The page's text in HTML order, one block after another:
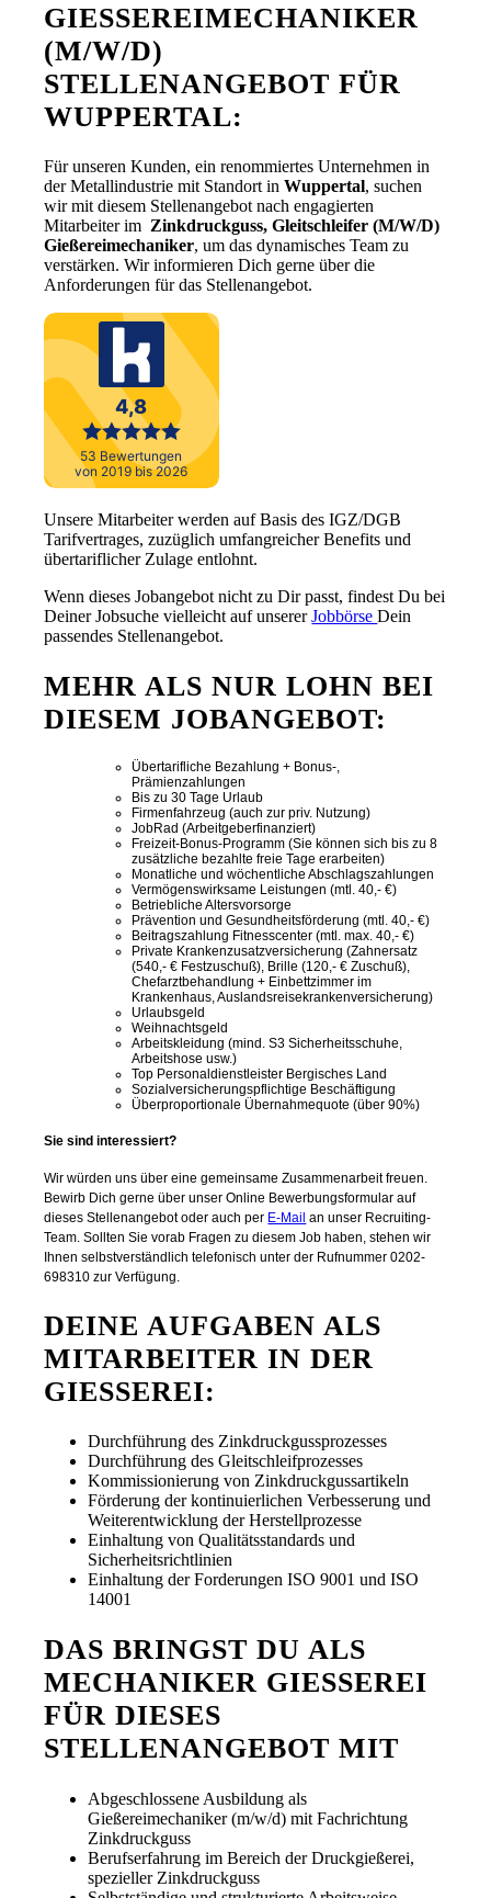
GIESSEREIMECHANIKER (
M/W/D) S
TELLENANGEBOT FÜR W
UPPERTAL:
Für unseren Kunden, ein renommiertes Unternehmen in
der Metallindustrie mit Standort inWuppertal, suchen
wir mit diesem Stellenangebot nach engagierten
Mitarbeiter im Zinkdruckguss, Gleitschleifer(M/W/D)
Gießereimechaniker, um das dynamisches Team zu
verstärken. Wir informieren Dich gerne über die
Anforderungen für das Stellenangebot.
Unsere Mitarbeiter werden auf Basis des IGZ/DGB
Tarifvertrages, zuzüglich umfangreicher Benefits und
übertariflicher Zulage entlohnt.
Wenn dieses Jobangebot nicht zu Dir passt, findest Du bei
Deiner Jobsuche vielleicht auf unsererJobbörseDein
passendes Stellenangebot.
MEHR ALS NUR LOHN BEI
DIESEM JOBANGEBOT:
Übertarifliche Bezahlung + Bonus-,
Prämienzahlungen
Bis zu 30 Tage Urlaub
Firmenfahrzeug (auch zur priv. Nutzung)
JobRad (Arbeitgeberfinanziert)
Freizeit-Bonus-Programm (Sie können sich bis zu 8
zusätzliche bezahlte freie Tage erarbeiten)
Monatliche und wöchentliche Abschlagszahlungen
Vermögenswirksame Leistungen (mtl. 40,- €)
Betriebliche Altersvorsorge
Prävention und Gesundheitsförderung (mtl. 40,- €)
Beitragszahlung Fitnesscenter (mtl. max. 40,- €)
Private Krankenzusatzversicherung (Zahnersatz
(540,- € Festzuschuß), Brille (120,- € Zuschuß),
Chefarztbehandlung + Einbettzimmer im
Krankenhaus, Auslandsreisekrankenversicherung)
Urlaubsgeld
Weihnachtsgeld
Arbeitskleidung (mind. S3 Sicherheitsschuhe,
Arbeitshose usw.)
Top Personaldienstleister Bergisches Land
Sozialversicherungspflichtige Beschäftigung
Überproportionale Übernahmequote (über 90%)
Sie sind interessiert?
Wir würden uns über eine gemeinsame Zusammenarbeit freuen.
Bewirb Dich gerne über unser Online Bewerbungsformular auf
dieses Stellenangebot oder auch per E-Mail an unser Recruiting-
Team. Sollten Sie vorab Fragen zu diesem Job haben, stehen wir
Ihnen selbstverständlich telefonisch unter der Rufnummer 0202-
698310 zur Verfügung.
DEINE AUFGABEN ALS
MITARBEITER IN DER
GIESSEREI:
Durchführung des Zinkdruckgussprozesses
Durchführung des Gleitschleifprozesses
Kommissionierung von Zinkdruckgussartikeln
Förderung der kontinuierlichen Verbesserung und
Weiterentwicklung der Herstellprozesse
Einhaltung von Qualitätsstandards und
Sicherheitsrichtlinien
Einhaltung der Forderungen ISO 9001 und ISO
14001
DAS BRINGST DU ALS
MECHANIKER GIESSEREI F
ÜR DIESES S
TELLENANGEBOT MIT
Abgeschlossene Ausbildung als
Gießereimechaniker (m/w/d) mit Fachrichtung
Zinkdruckguss
Berufserfahrung im Bereich der Druckgießerei,
spezieller Zinkdruckguss